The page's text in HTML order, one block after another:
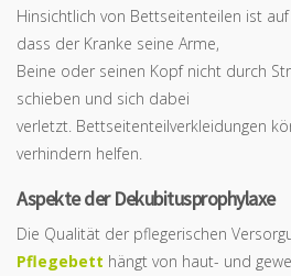
Hinsichtlich von Bettseitenteilen ist
dass der Kranke seine Arme,
Beine oder seinen Kopf nicht durch
schieben und sich dabei
verletzt. Bettseitenteilverkleidungen
verhindern helfen.
Aspekte der Dekubitusprophylaxe
Die Qualität der pflegerischen
Pflegebett hängt von haut- und